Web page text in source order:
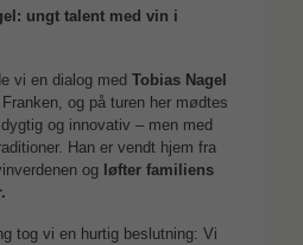
ungt talent med vin i
vi en dialog medTobias Nagel
Franken, og på turen her mødtes
og innovativ – men med
Han er vendt hjem fra
og løfter familiens
tog vi en hurtig beslutning: Vi